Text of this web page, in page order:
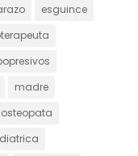
esguince
madre
osteopata